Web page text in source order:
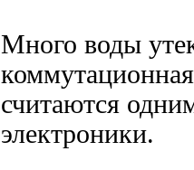
Много воды
считаются
электроники.